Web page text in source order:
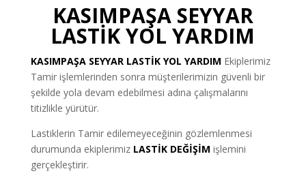
KASIMPAŞA SEYYAR
LASTİK YOL YARDIM
KASIMPAŞA SEYYAR LASTİK YOL YARDIM Ekiplerimiz
Tamir işlemlerinden sonra müşterilerimizin güvenli bir
şekilde yola devam edebilmesi adına çalışmalarını
titizlikle yürütür.
Lastiklerin Tamir edilemeyeceğinin gözlemlenmesi
durumunda ekiplerimiz LASTİK DEĞİŞİM işlemini
gerçekleştirir.